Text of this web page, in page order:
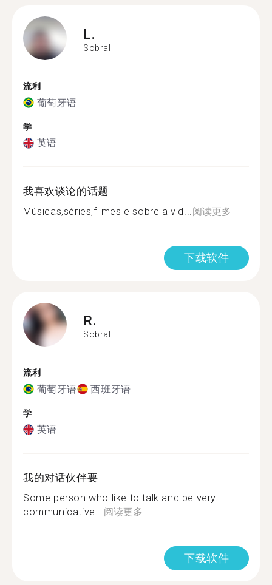
L.
Sobral
流利
葡萄牙语
学
英语
我喜欢谈论的话题
Músicas,séries,filmes e sobre a vid...阅读更多
下载软件
R.
Sobral
流利
葡萄牙语 西班牙语
学
英语
我的对话伙伴要
Some person who like to talk and be very
communicative...阅读更多
下载软件